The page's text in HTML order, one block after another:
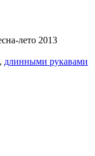
лето 2013
, длинными рукавами